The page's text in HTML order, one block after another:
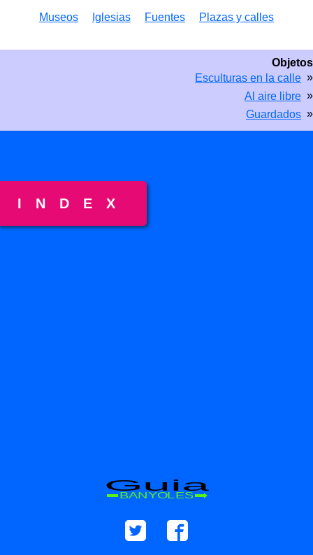
Museos Iglesias Fuentes Plazas y calles
Objetos
Esculturas en la calle »
Al aire libre »
Guardados »
Guia
BANYOLES
INDEX